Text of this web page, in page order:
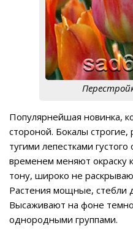
Популярнейшая новинка,
стороной. Бокалы
тугими лепестками
временем меняют окраску
тону, широко не
Растения мощные, стебли
Высаживают на фоне
однородными группами.